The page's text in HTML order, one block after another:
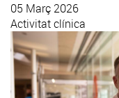
05 Març 2026
Activitat clínica